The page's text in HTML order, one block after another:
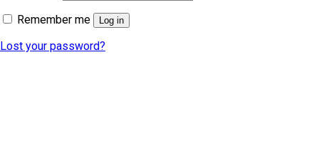
Remember me
Log in
Lost your password?